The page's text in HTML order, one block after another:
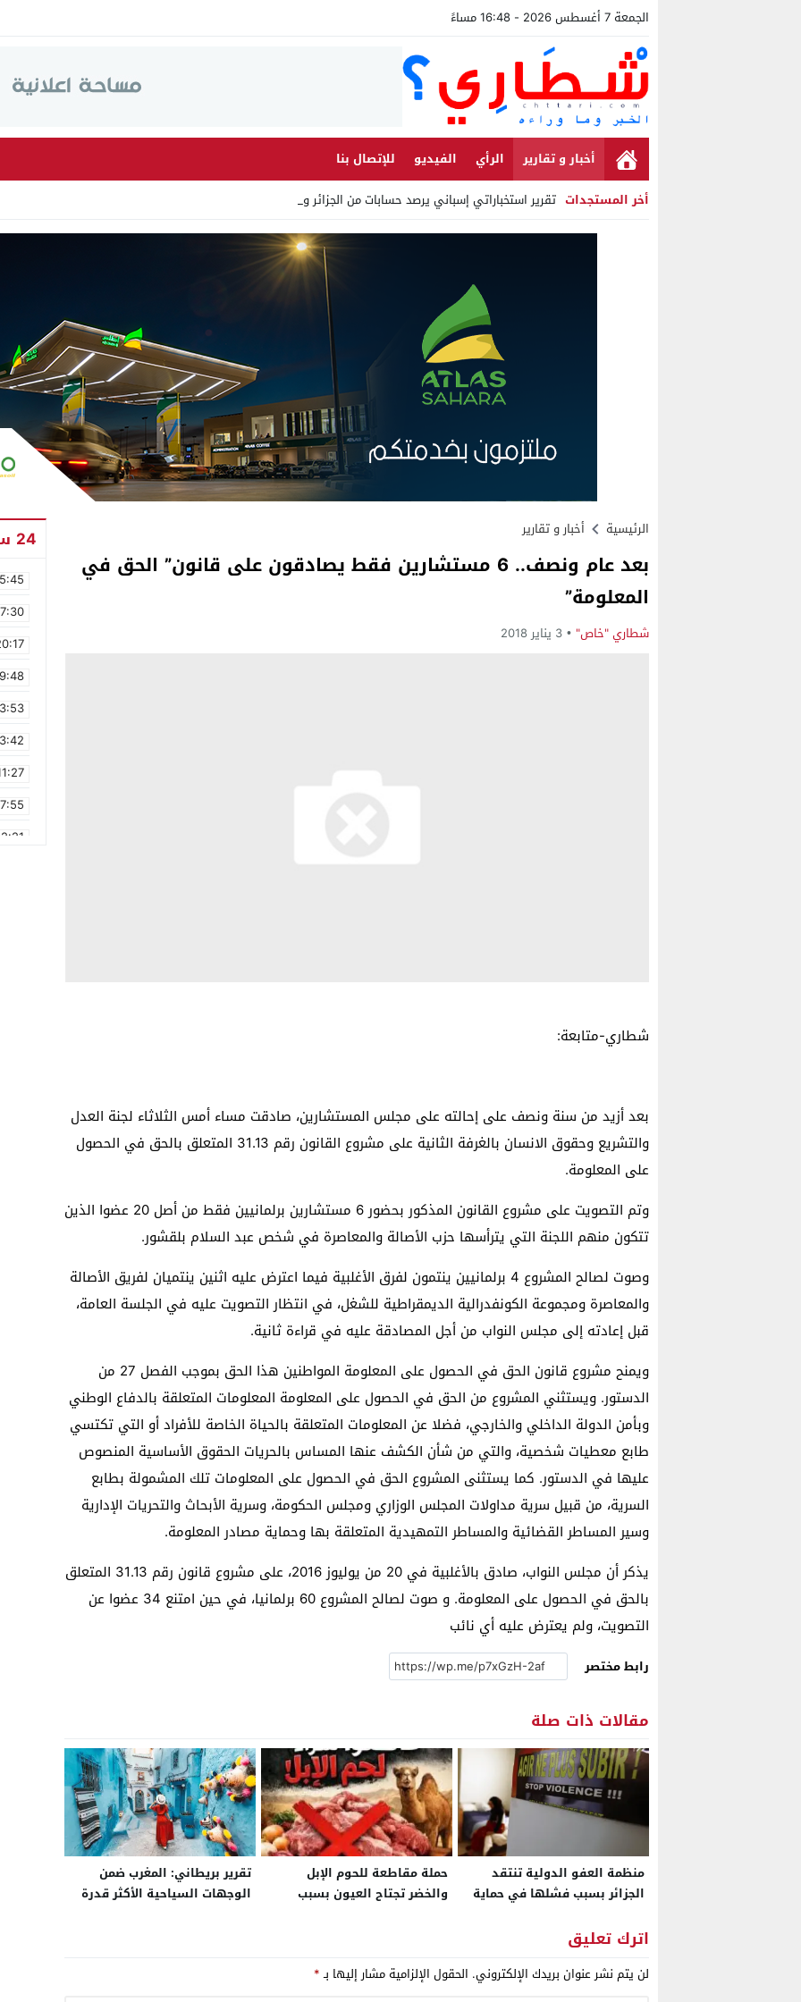
الجمعة 7 أغسطس 2026 - 16:48 مساءً
أخبار و تقارير الرأي الفيديو
للإتصال بنا
أخر المستجدات تقرير استخباراتي إسباني يرصد حسابات من الجزائر وأرقاما بـ _
Stop
الرئيسية أخبار و تقارير
بعد عام ونصف.. 6 مستشارين فقط يصادقون على قانون” الحق في
المعلومة”
شطاري "خاص" 3 يناير 2018
شطاري-متابعة:
بعد أزيد من سنة ونصف على إحالته على مجلس المستشارين، صادقت مساء أمس الثلاثاء لجنة العدل
والتشريع وحقوق الانسان بالغرفة الثانية على مشروع القانون رقم 31.13 المتعلق بالحق في الحصول
على المعلومة.
وتم التصويت على مشروع القانون المذكور بحضور 6 مستشارين برلمانيين فقط من أصل 20 عضوا الذين
تتكون منهم اللجنة التي يترأسها حزب الأصالة والمعاصرة في شخص عبد السلام بلقشور.
وصوت لصالح المشروع 4 برلمانيين ينتمون لفرق الأغلبية فيما اعترض عليه اثنين ينتميان لفريق الأصالة
والمعاصرة ومجموعة الكونفدرالية الديمقراطية للشغل، في انتظار التصويت عليه في الجلسة العامة،
قبل إعادته إلى مجلس النواب من أجل المصادقة عليه في قراءة ثانية.
ويمنح مشروع قانون الحق في الحصول على المعلومة المواطنين هذا الحق بموجب الفصل 27 من
الدستور. ويستثني المشروع من الحق في الحصول على المعلومة المعلومات المتعلقة بالدفاع الوطني
وبأمن الدولة الداخلي والخارجي، فضلا عن المعلومات المتعلقة بالحياة الخاصة للأفراد أو التي تكتسي
طابع معطيات شخصية، والتي من شأن الكشف عنها المساس بالحريات الحقوق الأساسية المنصوص
عليها في الدستور. كما يستثنى المشروع الحق في الحصول على المعلومات تلك المشمولة بطابع
السرية، من قبيل سرية مداولات المجلس الوزاري ومجلس الحكومة، وسرية الأبحاث والتحريات الإدارية
وسير المساطر القضائية والمساطر التمهيدية المتعلقة بها وحماية مصادر المعلومة.
يذكر أن مجلس النواب، صادق بالأغلبية في 20 من يوليوز 2016، على مشروع قانون رقم 31.13 المتعلق
بالحق في الحصول على المعلومة. و صوت لصالح المشروع 60 برلمانيا، في حين امتنع 34 عضوا عن
التصويت، ولم يعترض عليه أي نائب
رابط مختصر
مقالات ذات صلة
منظمة العفو الدولية تنتقد
الجزائر بسبب فشلها في حماية
الالتزام بتعهدات أطلقتها منذ
22 سنة
حملة مقاطعة للحوم الإبل
والخضر تجتاح العيون بسبب
تقرير بريطاني: المغرب ضمن
الوجهات السياحية الأكثر قدرة
اترك تعليق
لن يتم نشر عنوان بريدك الإلكتروني. الحقول الإلزامية مشار إليها بـ*
24 ساعة